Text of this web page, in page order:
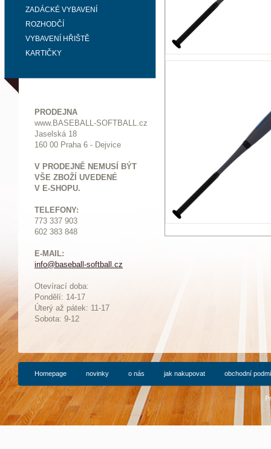
ZADÁCKÉ VYBAVENÍ
ROZHODČÍ
VYBAVENÍ HŘIŠTĚ
KARTIČKY
PRODEJNA
www.BASEBALL-SOFTBALL.cz
Jaselská 18
160 00 Praha 6 - Dejvice
V PRODEJNĚ NEMUSÍ BÝT
VŠE ZBOŽÍ UVEDENÉ
V E-SHOPU.
TELEFONY:
773 337 903
602 383 848
E-MAIL:
info@baseball-softball.cz
Otevírací doba:
Pondělí: 14-17
Úterý až pátek: 11-17
Sobota: 9-12
Homepage novinky o nás jak nakupovat obchodní